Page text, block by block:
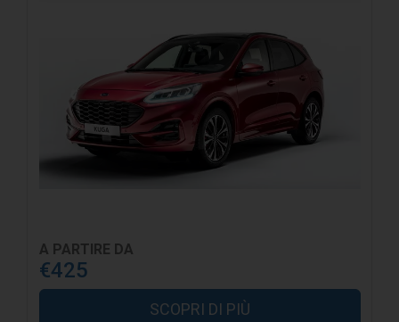
A PARTIRE DA
€425
SCOPRI DI PIÙ